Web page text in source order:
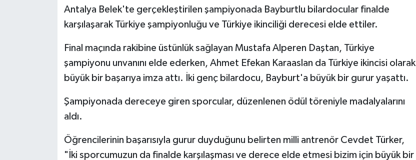
Antalya Belek'te gerçekleştirilen şampiyonada Bayburtlu bilardocular finalde
karşılaşarak Türkiye şampiyonluğu ve Türkiye ikinciliği derecesi elde ettiler.
Final maçında rakibine üstünlük sağlayan Mustafa Alperen Daştan, Türkiye
şampiyonu unvanını elde ederken, Ahmet Efekan Karaaslan da Türkiye ikincisi olarak
büyük bir başarıya imza attı. İki genç bilardocu, Bayburt'a büyük bir gurur yaşattı.
Şampiyonada dereceye giren sporcular, düzenlenen ödül töreniyle madalyalarını
aldı.
Öğrencilerinin başarısıyla gurur duyduğunu belirten milli antrenör Cevdet Türker,
"İki sporcumuzun da finalde karşılaşması ve derece elde etmesi bizim için büyük bir